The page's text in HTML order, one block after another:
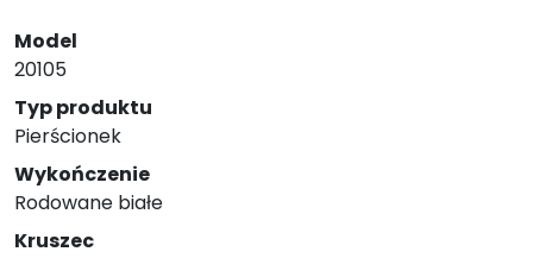
Model
20105
Typ produktu
Pierścionek
Wykończenie
Rodowane białe
Kruszec